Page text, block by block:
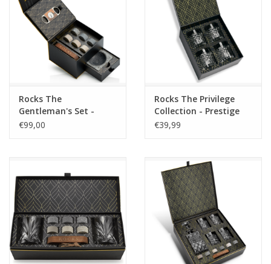
Rocks The
Gentleman's Set -
Cigar Aficionado
€99,00
Rocks The Privilege
Collection - Prestige
Glasses
€39,99